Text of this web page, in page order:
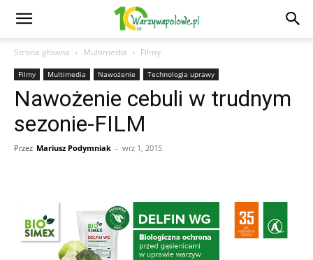
Strona główna Multimedia Filmy
Filmy Multimedia Nawożenie Technologia uprawy
Nawożenie cebuli w trudnym
sezonie-FILM
Przez Mariusz Podymniak - wrz 1, 2015